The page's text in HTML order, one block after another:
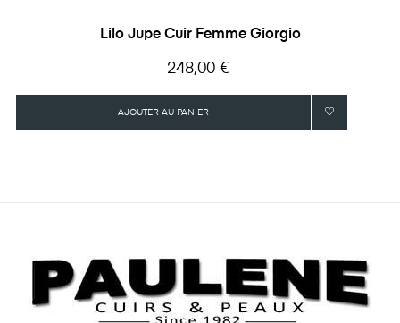
Lilo Jupe Cuir Femme Giorgio
Prix
248,00 €
AJOUTER AU PANIER